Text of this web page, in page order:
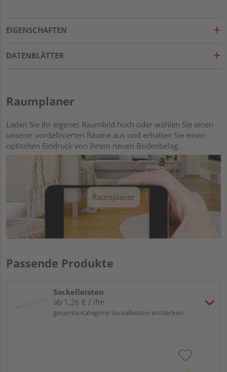
EIGENSCHAFTEN
DATENBLÄTTER
Raumplaner
Laden Sie Ihr eigenes Raumbild hoch oder wählen Sie einen
unserer vordefinierten Räume aus und erhalten Sie einen
optischen Eindruck von Ihrem neuen Bodenbelag.
Raumplaner
Passende Produkte
Sockelleisten
ab 1,26 € / lfm
gesamte Kategorie Sockelleisten entdecken